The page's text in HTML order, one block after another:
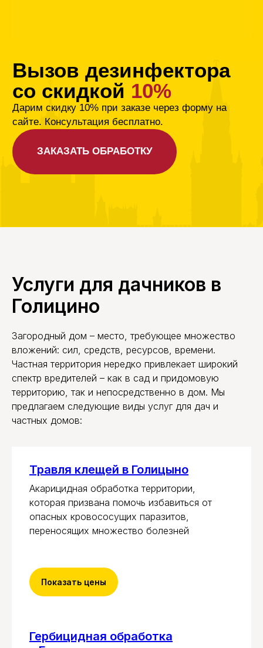
Услуги для дачников в
Голицино
Загородный дом – место, требующее множество
вложений: сил, средств, ресурсов, времени.
Частная территория нередко привлекает широкий
спектр вредителей – как в сад и придомовую
территорию, так и непосредственно в дом. Мы
предлагаем следующие виды услуг для дач и
частных домов:
Травля клещей в Голицыно
Акарицидная обработка территории,
которая призвана помочь избавиться от
опасных кровососущих паразитов,
переносящих множество болезней
Показать цены
Гербицидная обработка